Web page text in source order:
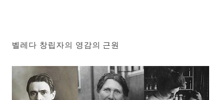
벨레다 창립자의 영감의 근원